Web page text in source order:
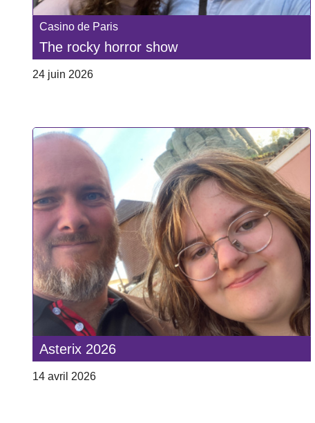
Casino de Paris
The rocky horror show
24 juin 2026
Asterix 2026
14 avril 2026